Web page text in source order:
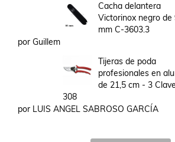
Cacha delantera
Victorinox negro de
mm C-3603.3
por Guillem
Tijeras de poda
profesionales en
de 21,5 cm - 3
308
por LUIS ANGEL SABROSO GARCÍA